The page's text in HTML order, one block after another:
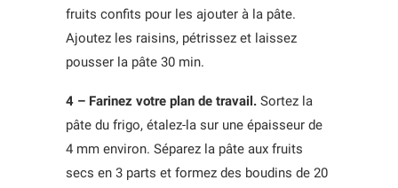
fruits confits pour les ajouter à la pâte.
Ajoutez les raisins, pétrissez et laissez
pousser la pâte 30 min.
4 – Farinez votre plan de travail. Sortez la
pâte du frigo, étalez-la sur une épaisseur de
4 mm environ. Séparez la pâte aux fruits
secs en 3 parts et formez des boudins de 20